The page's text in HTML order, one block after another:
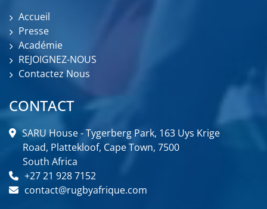
Accueil
Presse
Académie
REJOIGNEZ-NOUS
Contactez Nous
CONTACT
SARU House - Tygerberg Park, 163 Uys Krige
Road, Plattekloof, Cape Town, 7500
South Africa
+27 21 928 7152
contact@rugbyafrique.com